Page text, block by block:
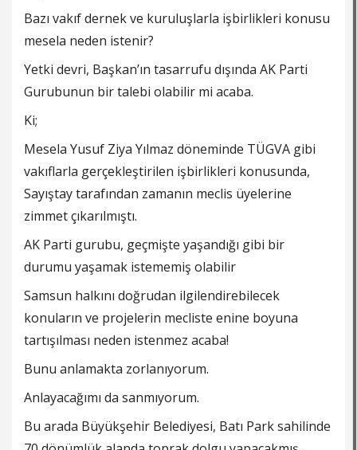
Bazı vakıf dernek ve kuruluşlarla işbirlikleri konusu
mesela neden istenir?
Yetki devri, Başkan’ın tasarrufu dışında AK Parti
Gurubunun bir talebi olabilir mi acaba.
Ki;
Mesela Yusuf Ziya Yılmaz döneminde TÜGVA gibi
vakıflarla gerçekleştirilen işbirlikleri konusunda,
Sayıştay tarafından zamanın meclis üyelerine
zimmet çıkarılmıştı.
AK Parti gurubu, geçmişte yaşandığı gibi bir
durumu yaşamak istememiş olabilir
Samsun halkını doğrudan ilgilendirebilecek
konuların ve projelerin mecliste enine boyuna
tartışılması neden istenmez acaba!
Bunu anlamakta zorlanıyorum.
Anlayacağımı da sanmıyorum.
Bu arada Büyükşehir Belediyesi, Batı Park sahilinde